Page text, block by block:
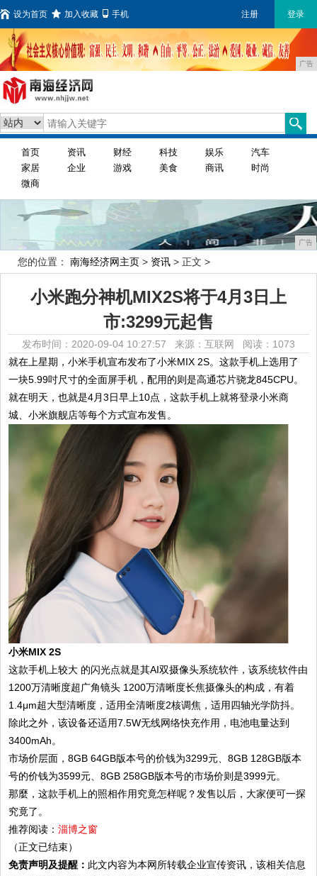
设为首页 加入收藏 手机 注册 登录
广告
首页 资讯 财经 科技 娱乐
汽车
家居
企业 游戏 美食 商讯
时尚
微商
广告
您的位置： 南海经济网主页 > 资讯 > 正文 >
小米跑分神机MIX2S将于4月3日上
市:3299元起售
发布时间：2020-09-04 10:27:57 来源：互联网 阅读：1073
就在上星期，小米手机宣布发布了小米MIX 2S。这款手机上选用了
一块5.99吋尺寸的全面屏手机，配用的则是高通芯片骁龙845CPU。
就在明天，也就是4月3日早上10点，这款手机上就将登录小米商
城、小米旗舰店等每个方式宣布发售。
小米MIX 2S
这款手机上较大 的闪光点就是其AI双摄像头系统软件，该系统软件由
1200万清晰度超广角镜头 1200万清晰度长焦摄像头的构成，有着
1.4μm超大型清晰度，适用全清晰度2核调焦，适用四轴光学防抖。
除此之外，该设备还适用7.5W无线网络快充作用，电池电量达到
3400mAh。
市场价层面，8GB 64GB版本号的价钱为3299元、8GB 128GB版本
号的价钱为3599元、8GB 258GB版本号的市场价则是3999元。
那麼，这款手机上的照相作用究竟怎样呢？发售以后，大家便可一探
究竟了。
推荐阅读：淄博之窗
（正文已结束）
免责声明及提醒： 此文内容为本网所转载企业宣传资讯，该相关信息